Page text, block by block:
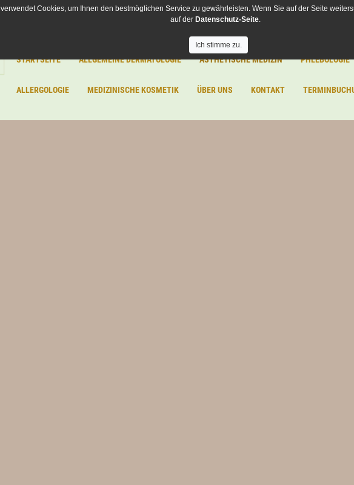
STARTSEITE ALLGEMEINE DERMATOLOGIE ÄSTHETISCHE MEDIZIN PHLEBOLOGIE
ALLERGOLOGIE MEDIZINISCHE KOSMETIK ÜBER UNS KONTAKT
verwendet Cookies, um Ihnen den bestmöglichen Service zu gewährleisten. Wenn Sie auf der Seite
auf der Datenschutz-Seite.
Ich stimme zu.